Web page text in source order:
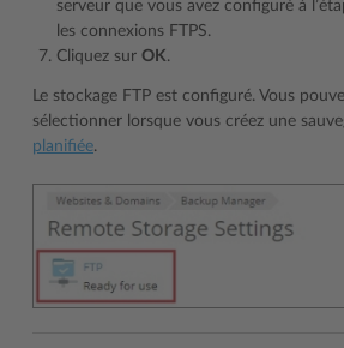
serveur que vous avez configuré à
les connexions FTPS.
Cliquez sur OK.
Le stockage FTP est configuré. Vous
sélectionner lorsque vous créez une
planifiée.